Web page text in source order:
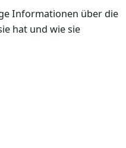
Informationen über die
hat und wie sie